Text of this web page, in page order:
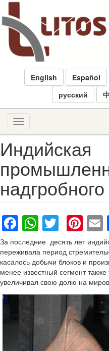
Перейти
к
основному
содержанию
English Español
русский
Toggle
navigation
Индийская
Facebook
Twitter
За последние десять лет
переживала период
касалось добычи блоков и
менее известный сегмент
увеличивал свою долю на